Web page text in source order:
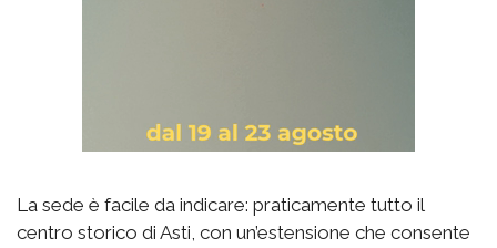
La sede è facile da indicare: praticamente tutto il
centro storico di Asti, con un’estensione che consente